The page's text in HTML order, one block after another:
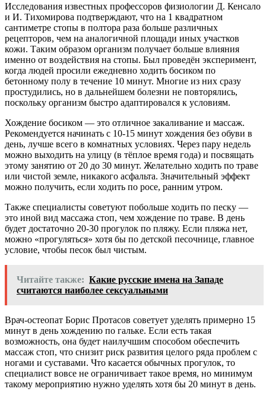
Исследования известных профессоров физиологии Д. Кенсало
и И. Тихомирова подтверждают, что на 1 квадратном
сантиметре стопы в полтора раза больше различных
рецепторов, чем на аналогичной площади иных участков
кожи. Таким образом организм получает больше влияния
именно от воздействия на стопы. Был проведён эксперимент,
когда людей просили ежедневно ходить босиком по
бетонному полу в течение 10 минут. Многие из них сразу
простудились, но в дальнейшем болезни не повторялись,
поскольку организм быстро адаптировался к условиям.
Хождение босиком — это отличное закаливание и массаж.
Рекомендуется начинать с 10-15 минут хождения без обуви в
день, лучше всего в комнатных условиях. Через пару недель
можно выходить на улицу (в тёплое время года) и посвящать
этому занятию от 20 до 30 минут. Желательно ходить по траве
или чистой земле, никакого асфальта. Значительный эффект
можно получить, если ходить по росе, ранним утром.
Также специалисты советуют побольше ходить по песку —
это иной вид массажа стоп, чем хождение по траве. В день
будет достаточно 20-30 прогулок по пляжу. Если пляжа нет,
можно «прогуляться» хотя бы по детской песочнице, главное
условие, чтобы песок был чистым.
Читайте также: Какие русские имена на Западе
считаются наиболее сексуальными
Врач-остеопат Борис Протасов советует уделять примерно 15
минут в день хождению по гальке. Если есть такая
возможность, она будет наилучшим способом обеспечить
массаж стоп, что снизит риск развития целого ряда проблем с
ногами и суставами. Что касается обычных прогулок, то
специалист вовсе не ограничивает такое время, но минимум
такому мероприятию нужно уделять хотя бы 20 минут в день.